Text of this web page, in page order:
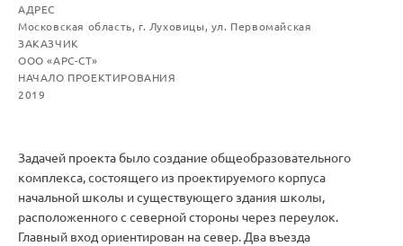
AДРЕС
Московская область, г. Луховицы, ул. Первомайская
ЗАКАЗЧИК
ООО «АРС-СТ»
НАЧАЛО ПРОЕКТИРОВАНИЯ
2019
Задачей проекта было создание общеобразовательного
комплекса, состоящего из проектируемого корпуса
начальной школы и существующего здания школы,
расположенного с северной стороны через переулок.
Главный вход ориентирован на север. Два въезда